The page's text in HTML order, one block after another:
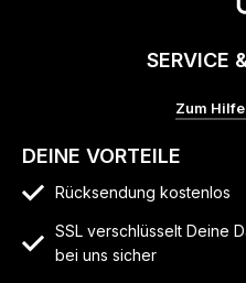
SERVICE
Zum
DEINE VORTEILE
Rücksendung kostenlos
SSL verschlüsselt Deine
bei uns sicher